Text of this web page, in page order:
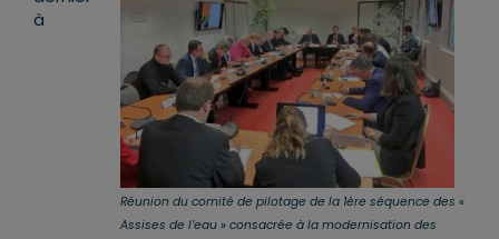
Réunion du comité de pilotage de la 1ère séquence des «
Assises de l’eau » consacrée à la modernisation des
à